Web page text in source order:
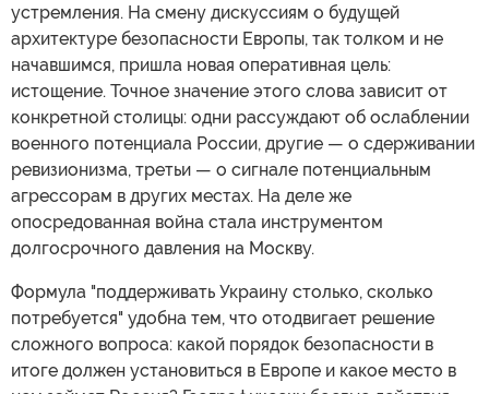
устремления. На смену дискуссиям о будущей
архитектуре безопасности Европы, так толком и не
начавшимся, пришла новая оперативная цель:
истощение. Точное значение этого слова зависит от
конкретной столицы: одни рассуждают об ослаблении
военного потенциала России, другие — о сдерживании
ревизионизма, третьи — о сигнале потенциальным
агрессорам в других местах. На деле же
опосредованная война стала инструментом
долгосрочного давления на Москву.
Формула "поддерживать Украину столько, сколько
потребуется" удобна тем, что отодвигает решение
сложного вопроса: какой порядок безопасности в
итоге должен установиться в Европе и какое место в